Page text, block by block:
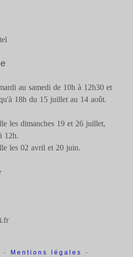
au samedi de 10h à 12h30 et
18h du 15 juillet au 14 août.
les dimanches 19 et 26 juillet,
12h.
les 02 avril et 20 juin.
- Mentions légales -